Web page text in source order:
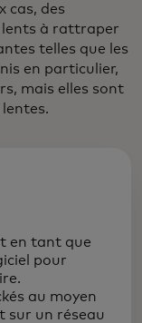
cas, des
lents à rattraper
telles que les
en particulier,
mais elles sont
en tant que
pour
au moyen
sur un réseau